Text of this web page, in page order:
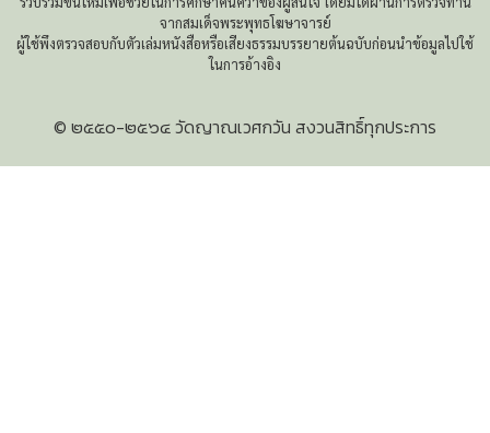
จากสมเด็จพระพุทธโฆษาจารย์
ผู้ใช้พึงตรวจสอบกับตัวเล่มหนังสือหรือเสียงธรรมบรรยายต้นฉบับก่อนนำข้อมูลไปใช้
ในการอ้างอิง
© ๒๕๕๐-๒๕๖๔ วัดญาณเวศกวัน สงวนสิทธิ์ทุกประการ